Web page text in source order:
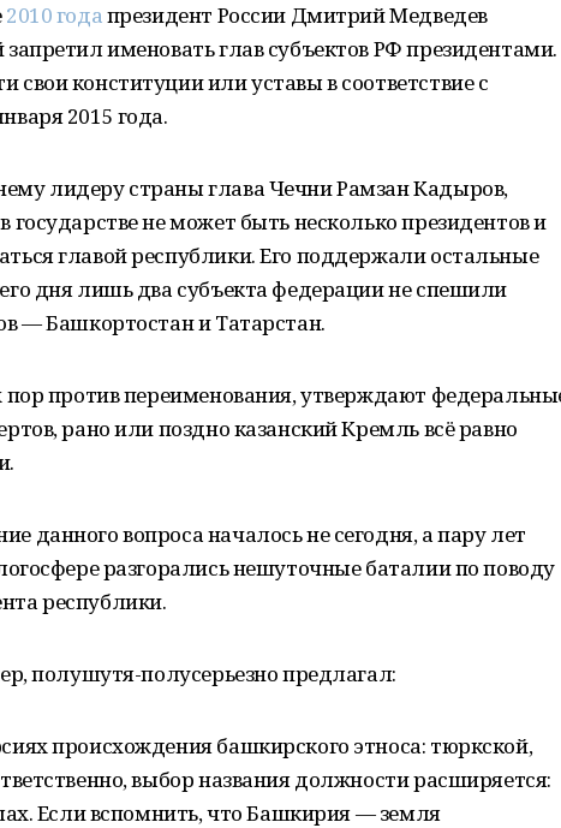
2010 годапрезидент России Дмитрий Медведев
именовать глав субъектов РФ президентами.
конституции или уставы в соответствие с
2015 года.
лидеру страны глава Чечни Рамзан Кадыров,
не может быть несколько президентов и
главой республики. Его поддержали остальные
дня лишь два субъекта федерации не спешили
— Башкортостан и Татарстан.
пор против переименования, утверждают
рано или поздно казанский Кремль всё равно
данного вопроса началось не сегодня, а пару лет
разгорались нешуточные баталии по поводу
республики.
полушутя-полусерьезно предлагал:
происхождения башкирского этноса: тюркской,
выбор названия должности расширяется:
Если вспомнить, что Башкирия — земля